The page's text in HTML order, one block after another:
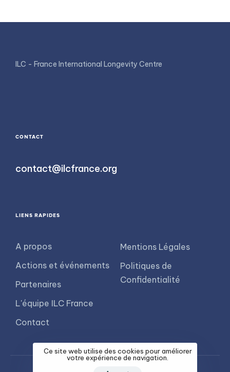
ILC - France International Longevity Centre
CONTACT
contact@ilcfrance.org
LIENS RAPIDES
A propos
Actions et événements
Partenaires
L'équipe ILC France
Contact
Mentions Légales
Politiques de
Confidentialité
Ce site web utilise des cookies pour améliorer
votre expérience de navigation.